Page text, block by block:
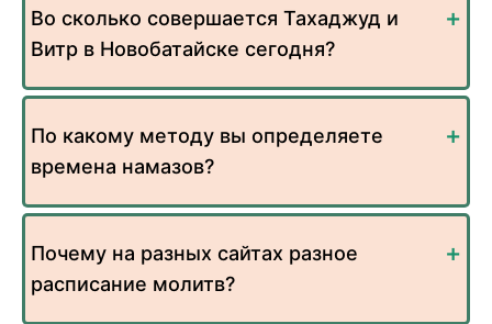
Во сколько совершается Тахаджуд и
Витр в Новобатайске сегодня?
По какому методу вы определяете
времена намазов?
Почему на разных сайтах разное
расписание молитв?